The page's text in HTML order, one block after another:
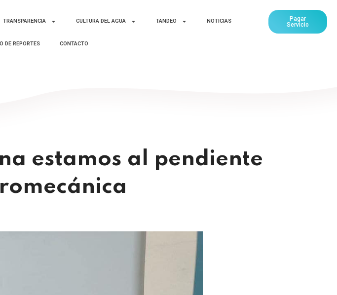
TRANSPARENCIA CULTURA DEL AGUA TANDEO NOTICIAS
DE REPORTES CONTACTO
Pagar
Servicio
estamos al pendiente